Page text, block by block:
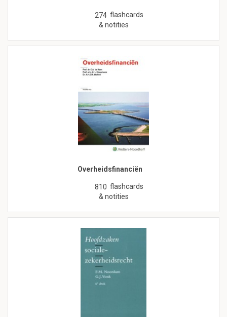
274 flashcards
& notities
Overheidsfinanciën
810 flashcards
& notities